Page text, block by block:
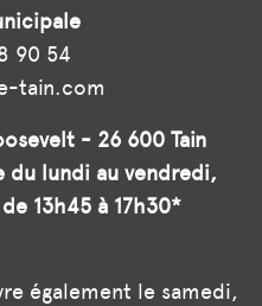
90 54
tain.com
- 26 600 Tain
du lundi au vendredi,
13h45 à 17h30*
également le samedi,